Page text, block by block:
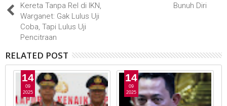
Kereta Tanpa Rel di IKN,
Warganet: Gak Lulus Uji
Coba, Tapi Lulus Uji
Pencitraan
Bunuh Diri
RELATED POST
14
09
2025
14
09
2025